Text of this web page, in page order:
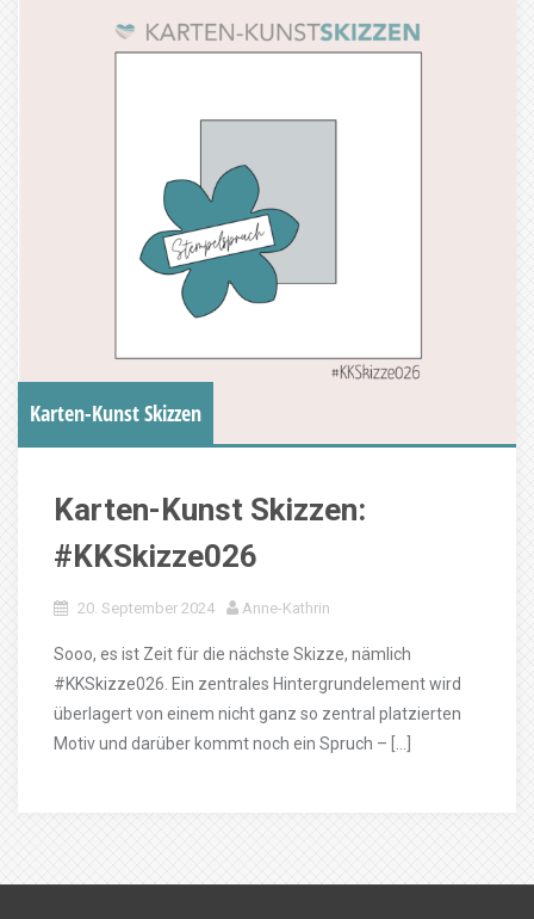
Karten-Kunst Skizzen
Karten-Kunst Skizzen:
#KKSkizze026
20. September 2024 Anne-Kathrin
Sooo, es ist Zeit für die nächste Skizze, nämlich
#KKSkizze026. Ein zentrales Hintergrundelement wird
überlagert von einem nicht ganz so zentral platzierten
Motiv und darüber kommt noch ein Spruch – […]